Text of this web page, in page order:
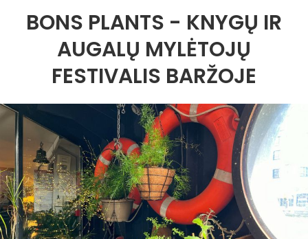
BONS PLANTS - KNYGŲ IR
AUGALŲ MYLĖTOJŲ
FESTIVALIS BARŽOJE